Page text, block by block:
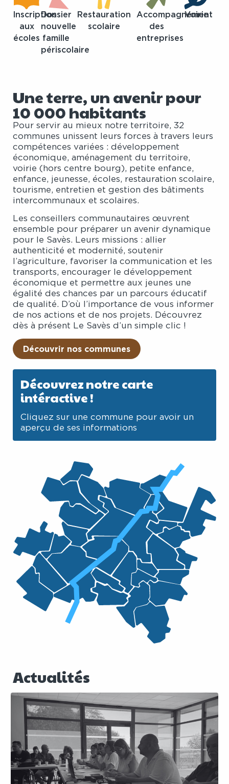
Inscription
aux
écoles
Dossier
nouvelle
famille
périscolaire
Restauration
scolaire
Accompagnement
des
entreprises
Voirie
Une terre, un avenir pour
10 000 habitants
Pour servir au mieux notre territoire, 32
communes unissent leurs forces à travers leurs
compétences variées : développement
économique, aménagement du territoire,
voirie (hors centre bourg), petite enfance,
enfance, jeunesse, écoles, restauration scolaire,
tourisme, entretien et gestion des bâtiments
intercommunaux et scolaires.
Les conseillers communautaires œuvrent
ensemble pour préparer un avenir dynamique
pour le Savès. Leurs missions : allier
authenticité et modernité, soutenir
l’agriculture, favoriser la communication et les
transports, encourager le développement
économique et permettre aux jeunes une
égalité des chances par un parcours éducatif
de qualité. D’où l’importance de vous informer
de nos actions et de nos projets. Découvrez
dès à présent Le Savès d’un simple clic !
Découvrir nos communes
Découvrez notre carte
intéractive !
Cliquez sur une commune pour avoir un
aperçu de ses informations
Actualités